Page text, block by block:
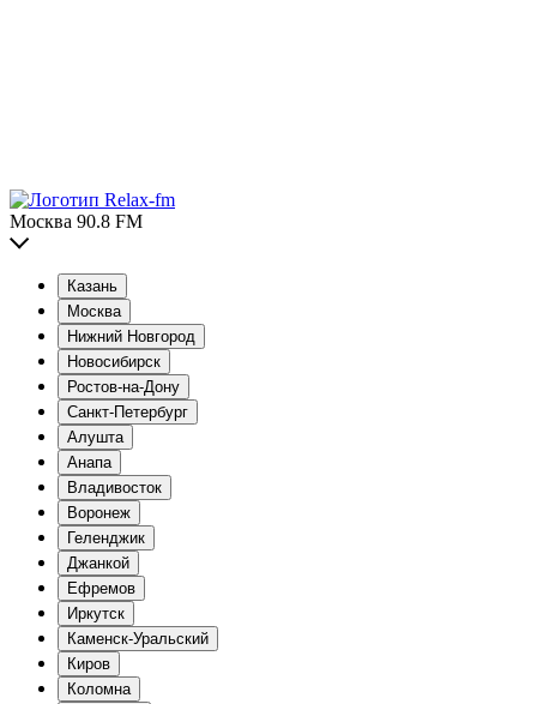
Москва 90.8 FM
Казань
Москва
Нижний Новгород
Новосибирск
Ростов-на-Дону
Санкт-Петербург
Алушта
Анапа
Владивосток
Воронеж
Геленджик
Джанкой
Ефремов
Иркутск
Каменск-Уральский
Киров
Коломна